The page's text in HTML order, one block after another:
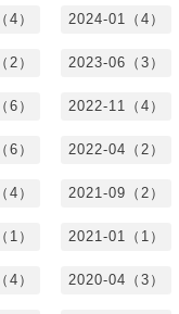
4） 2024-01（4）
2） 2023-06（3）
6） 2022-11（4）
6） 2022-04（2）
4） 2021-09（2）
1） 2021-01（1）
4） 2020-04（3）